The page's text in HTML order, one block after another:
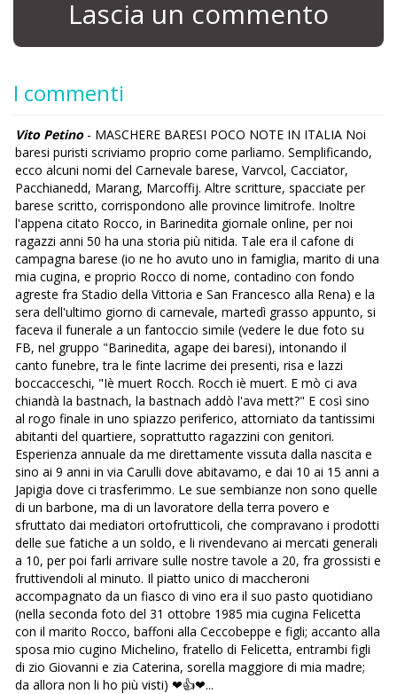
Lascia un commento
I commenti
Vito Petino- MASCHERE BARESI POCO NOTE IN ITALIA Noi
baresi puristi scriviamo proprio come parliamo. Semplificando,
ecco alcuni nomi del Carnevale barese, Varvcol, Cacciator,
Pacchianedd, Marang, Marcoffij. Altre scritture, spacciate per
barese scritto, corrispondono alle province limitrofe. Inoltre
l'appena citato Rocco, in Barinedita giornale online, per noi
ragazzi anni 50 ha una storia più nitida. Tale era il cafone di
campagna barese (io ne ho avuto uno in famiglia, marito di una
mia cugina, e proprio Rocco di nome, contadino con fondo
agreste fra Stadio della Vittoria e San Francesco alla Rena) e la
sera dell'ultimo giorno di carnevale, martedì grasso appunto, si
faceva il funerale a un fantoccio simile (vedere le due foto su
FB, nel gruppo "Barinedita, agape dei baresi), intonando il
canto funebre, tra le finte lacrime dei presenti, risa e lazzi
boccacceschi, "Iè muert Rocch. Rocch iè muert. E mò ci ava
chiandà la bastnach, la bastnach addò l'ava mett?" E così sino
al rogo finale in uno spiazzo periferico, attorniato da tantissimi
abitanti del quartiere, soprattutto ragazzini con genitori.
Esperienza annuale da me direttamente vissuta dalla nascita e
sino ai 9 anni in via Carulli dove abitavamo, e dai 10 ai 15 anni a
Japigia dove ci trasferimmo. Le sue sembianze non sono quelle
di un barbone, ma di un lavoratore della terra povero e
sfruttato dai mediatori ortofrutticoli, che compravano i prodotti
delle sue fatiche a un soldo, e li rivendevano ai mercati generali
a 10, per poi farli arrivare sulle nostre tavole a 20, fra grossisti e
fruttivendoli al minuto. Il piatto unico di maccheroni
accompagnato da un fiasco di vino era il suo pasto quotidiano
(nella seconda foto del 31 ottobre 1985 mia cugina Felicetta
con il marito Rocco, baffoni alla Ceccobeppe e figli; accanto alla
sposa mio cugino Michelino, fratello di Felicetta, entrambi figli
di zio Giovanni e zia Caterina, sorella maggiore di mia madre;
da allora non li ho più visti) ❤👍❤...